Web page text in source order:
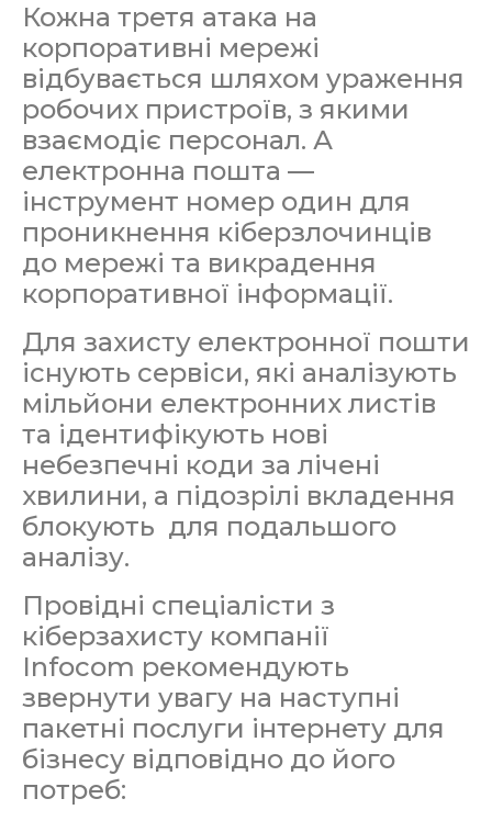
Кожна третя атака на
корпоративні мережі
відбувається шляхом ураження
робочих пристроїв, з якими
взаємодіє персонал. А
електронна пошта —
інструмент номер один для
проникнення кіберзлочинців
до мережі та викрадення
корпоративної інформації.
Для захисту електронної пошти
існують сервіси, які аналізують
мільйони електронних листів
та ідентифікують нові
небезпечні коди за лічені
хвилини, а підозрілі вкладення
блокують для подальшого
аналізу.
Провідні спеціалісти з
кіберзахисту компанії
Infocom рекомендують
звернути увагу на наступні
пакетні послуги інтернету для
бізнесу відповідно до його
потреб: